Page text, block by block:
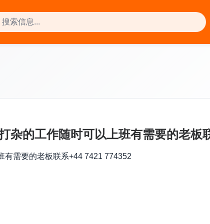
杂的工作随时可以上班有需要的老板
有需要的老板联系+44 7421 774352